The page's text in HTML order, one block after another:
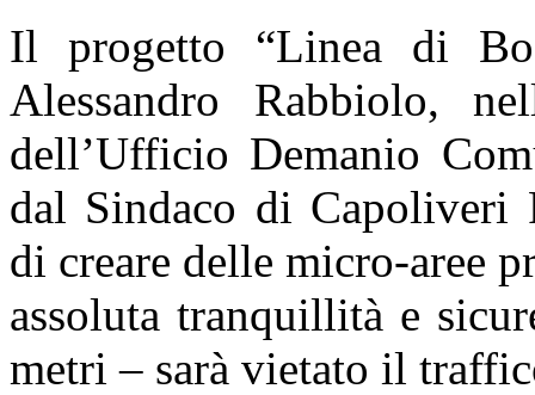
Il progetto “Linea di
Alessandro Rabbiolo,
dell’Ufficio Demanio
dal Sindaco di Capoliveri
di creare delle micro-aree
assoluta tranquillità e
metri – sarà vietato il